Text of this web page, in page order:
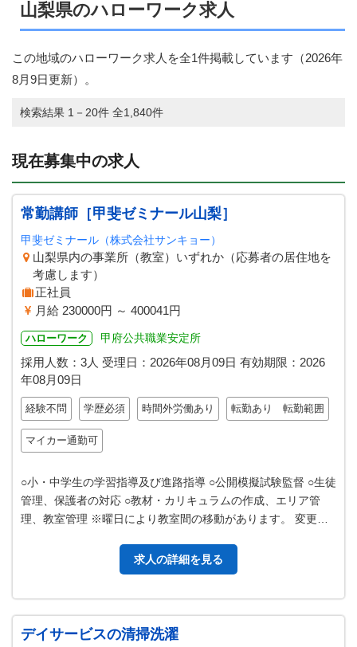
山梨県のハローワーク求人
この地域のハローワーク求人を全1件掲載しています（2026年
8月9日更新）。
検索結果 1－20件 全1,840件
現在募集中の求人
常勤講師［甲斐ゼミナール山梨］
甲斐ゼミナール（株式会社サンキョー）
山梨県内の事業所（教室）いずれか（応募者の居住地を
考慮します）
正社員
月給 230000円 ～ 400041円
ハローワーク 甲府公共職業安定所
採用人数：3人 受理日： 2026年08月09日 有効期限： 2026
年08月09日
経験不問 学歴必須 時間外労働あり 転勤あり 転勤範囲
マイカー通勤可
○小・中学生の学習指導及び進路指導 ○公開模擬試験監督 ○生徒
管理、保護者の対応 ○教材・カリキュラムの作成、エリア管
理、教室管理 ※曜日により教室間の移動があります。 変更範
求人の詳細を見る
デイサービスの清掃洗濯